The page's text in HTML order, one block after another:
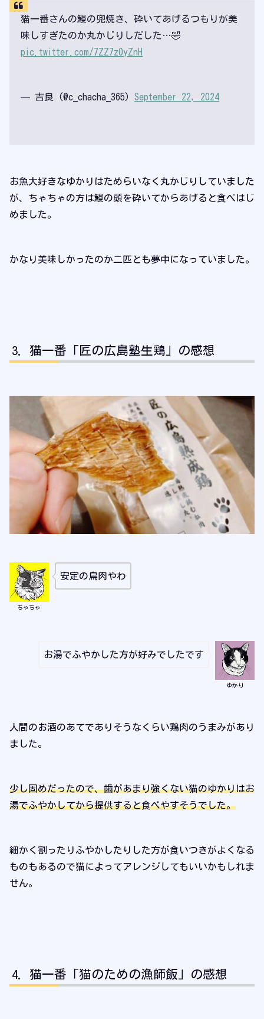
猫一番さんの鰻の兜焼き、砕いてあげるつもりが美
味しすぎたのか丸かじりしだした…🤣
pic.twitter.com/7ZZ7z0yZnH
— 吉良 (@c_chacha_365)September 22, 2024
お魚大好きなゆかりはためらいなく丸かじりしていました
が、ちゃちゃの方は鰻の頭を砕いてからあげると食べはじ
めました。
かなり美味しかったのか二匹とも夢中になっていました。
猫一番「匠の広島塾生鶏」の感想
ちゃちゃ
安定の鳥肉やわ
ゆかり
お湯でふやかした方が好みでしたです
人間のお酒のあてでありそうなくらい鶏肉のうまみがあり
ました。
少し固めだったので、歯があまり強くない猫のゆかりはお
湯でふやかしてから提供すると食べやすそうでした。
細かく割ったりふやかしたりした方が食いつきがよくなる
ものもあるので猫によってアレンジしてもいいかもしれま
せん。
猫一番「猫のための漁師飯」の感想